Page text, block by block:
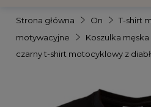
Strona główna On T-shirt
motywacyjne
Koszulka
czarny t-shirt motocyklowy z